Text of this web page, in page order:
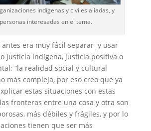
indígenas y civiles aliadas, y
interesadas en el tema.
antes era muy fácil separar y usar
justicia indígena, justicia positiva o
“la realidad social y cultural
más compleja, por eso creo que ya
estas situaciones con estas
fronteras entre una cosa y otra son
más débiles y frágiles, y por lo
tienen que ser más